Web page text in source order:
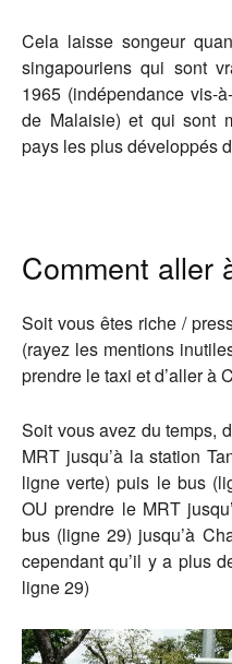
Cela laisse songeur
singapouriens qui sont
1965 (indépendance vis-
de Malaisie) et qui sont
pays les plus développés
Comment aller
Soit vous êtes riche /
(rayez les mentions
prendre le taxi et d’aller à
Soit vous avez du temps,
MRT jusqu’à la station
ligne verte) puis le bus
OU prendre le MRT
bus (ligne 29) jusqu’à
cependant qu’il y a plus
ligne 29)